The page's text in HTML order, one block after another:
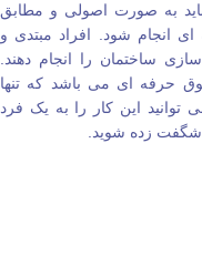
باید به صورت اصولی و مطابق
انجام شود. افراد مبتدی و
ساختمان را انجام دهند.
حرفه‌ ای می‌ باشد که تنها
این کار را به یک فرد
شگفت زده شوید.